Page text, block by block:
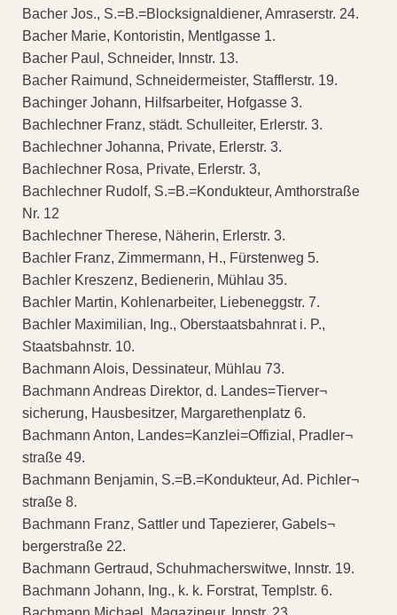
Bacher Jos., S.=B.=Blocksignaldiener, Amraserstr. 24.
Bacher Marie, Kontoristin, Mentlgasse 1.
Bacher Paul, Schneider, Innstr. 13.
Bacher Raimund, Schneidermeister, Stafflerstr. 19.
Bachinger Johann, Hilfsarbeiter, Hofgasse 3.
Bachlechner Franz, städt. Schulleiter, Erlerstr. 3.
Bachlechner Johanna, Private, Erlerstr. 3.
Bachlechner Rosa, Private, Erlerstr. 3,
Bachlechner Rudolf, S.=B.=Kondukteur, Amthorstraße
Nr. 12
Bachlechner Therese, Näherin, Erlerstr. 3.
Bachler Franz, Zimmermann, H., Fürstenweg 5.
Bachler Kreszenz, Bedienerin, Mühlau 35.
Bachler Martin, Kohlenarbeiter, Liebeneggstr. 7.
Bachler Maximilian, Ing., Oberstaatsbahnrat i. P.,
Staatsbahnstr. 10.
Bachmann Alois, Dessinateur, Mühlau 73.
Bachmann Andreas Direktor, d. Landes=Tierver¬
sicherung, Hausbesitzer, Margarethenplatz 6.
Bachmann Anton, Landes=Kanzlei=Offizial, Pradler¬
straße 49.
Bachmann Benjamin, S.=B.=Kondukteur, Ad. Pichler¬
straße 8.
Bachmann Franz, Sattler und Tapezierer, Gabels¬
bergerstraße 22.
Bachmann Gertraud, Schuhmacherswitwe, Innstr. 19.
Bachmann Johann, Ing., k. k. Forstrat, Templstr. 6.